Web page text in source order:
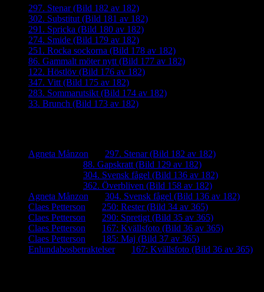
297. Stenar (Bild 182 av 182)
302. Substitut (Bild 181 av 182)
291. Spricka (Bild 180 av 182)
274. Smide (Bild 179 av 182)
251. Rocka sockorna (Bild 178 av 182)
86. Gammalt möter nytt (Bild 177 av 182)
122. Höstlöv (Bild 176 av 182)
347. Vitt (Bild 175 av 182)
283. Sommarutsikt (Bild 174 av 182)
33. Brunch (Bild 173 av 182)
Agneta Månzon
297. Stenar (Bild 182 av 182)
88. Gapskratt (Bild 129 av 182)
304. Svensk fågel (Bild 136 av 182)
362. Överbliven (Bild 158 av 182)
Agneta Månzon
304. Svensk fågel (Bild 136 av 182)
Claes Petterson
250: Rester (Bild 34 av 365)
Claes Petterson
290: Spretigt (Bild 35 av 365)
Claes Petterson
167: Kvällsfoto (Bild 36 av 365)
Claes Petterson
185: Maj (Bild 37 av 365)
Enlundabosbetraktelserom 167: Kvällsfoto (Bild 36 av 365)